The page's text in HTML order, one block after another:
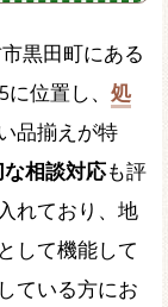
黒田町にある
位置し、 処
品揃えが特
な相談対応も評
れており、地
として機能して
ている方にお